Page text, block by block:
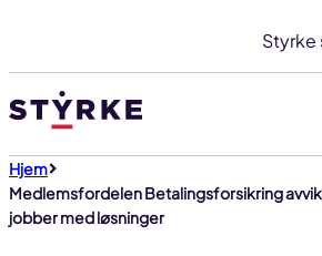
innhold
Styrke
Hjem
Medlemsfordelen Betalingsforsikring
jobber med løsninger